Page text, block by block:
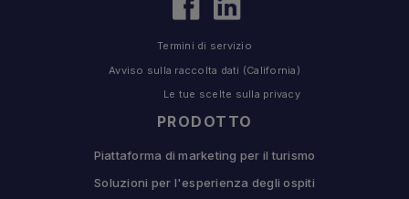
PRODOTTO
Piattaforma di marketing per il turismo
Soluzioni per l'esperienza degli ospiti
Termini di servizio
Avviso sulla raccolta dati (California)
Le tue scelte sulla privacy